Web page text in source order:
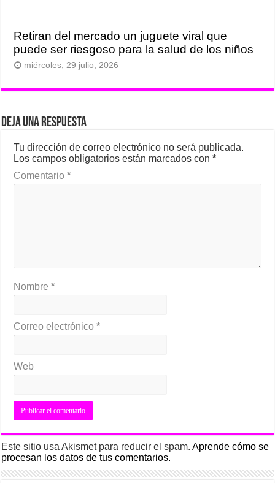
Retiran del mercado un juguete viral que
puede ser riesgoso para la salud de los niños
miércoles, 29 julio, 2026
Deja una respuesta
Tu dirección de correo electrónico no será publicada.
Los campos obligatorios están marcados con*
Comentario*
Nombre*
Correo electrónico*
Web
Este sitio usa Akismet para reducir el spam.Aprende cómo se
procesan los datos de tus comentarios.